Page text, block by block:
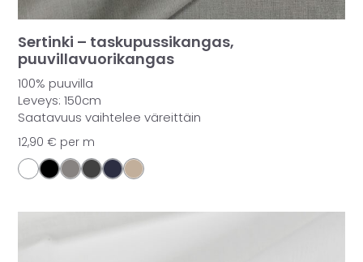
Sertinki – taskupussikangas,
puuvillavuorikangas
100% puuvilla
Leveys: 150cm
Saatavuus vaihtelee väreittäin
12,90€ per m